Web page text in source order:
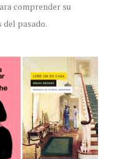
comprender su
del pasado.